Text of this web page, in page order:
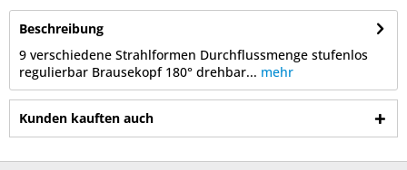
Beschreibung
9 verschiedene Strahlformen Durchflussmenge stufenlos
regulierbar Brausekopf 180° drehbar... mehr
Kunden kauften auch